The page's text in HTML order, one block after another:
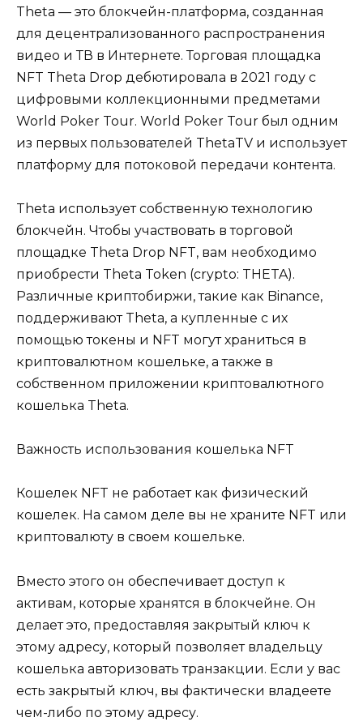
Theta — это блокчейн-платформа, созданная
для децентрализованного распространения
видео и ТВ в Интернете. Торговая площадка
NFT Theta Drop дебютировала в 2021 году с
цифровыми коллекционными предметами
World Poker Tour. World Poker Tour был одним
из первых пользователей ThetaTV и использует
платформу для потоковой передачи контента.
Theta использует собственную технологию
блокчейн. Чтобы участвовать в торговой
площадке Theta Drop NFT, вам необходимо
приобрести Theta Token (crypto: THETA).
Различные криптобиржи, такие как Binance,
поддерживают Theta, а купленные с их
помощью токены и NFT могут храниться в
криптовалютном кошельке, а также в
собственном приложении криптовалютного
кошелька Theta.
Важность использования кошелька NFT
Кошелек NFT не работает как физический
кошелек. На самом деле вы не храните NFT или
криптовалюту в своем кошельке.
Вместо этого он обеспечивает доступ к
активам, которые хранятся в блокчейне. Он
делает это, предоставляя закрытый ключ к
этому адресу, который позволяет владельцу
кошелька авторизовать транзакции. Если у вас
есть закрытый ключ, вы фактически владеете
чем-либо по этому адресу.